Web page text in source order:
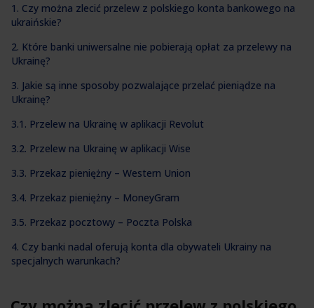
1. Czy można zlecić przelew z polskiego konta bankowego na
ukraińskie?
2. Które banki uniwersalne nie pobierają opłat za przelewy na
Ukrainę?
3. Jakie są inne sposoby pozwalające przelać pieniądze na
Ukrainę?
3.1. Przelew na Ukrainę w aplikacji Revolut
3.2. Przelew na Ukrainę w aplikacji Wise
3.3. Przekaz pieniężny – Western Union
3.4. Przekaz pieniężny – MoneyGram
3.5. Przekaz pocztowy – Poczta Polska
4. Czy banki nadal oferują konta dla obywateli Ukrainy na
specjalnych warunkach?